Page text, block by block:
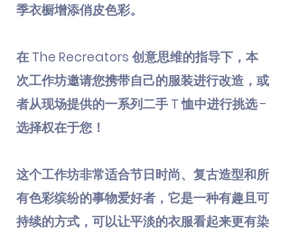
季衣橱增添俏皮色彩。
在 The Recreators 创意思维的指导下，本
次工作坊邀请您携带自己的服装进行改造，或
者从现场提供的一系列二手 T 恤中进行挑选 -
选择权在于您！
这个工作坊非常适合节日时尚、复古造型和所
有色彩缤纷的事物爱好者，它是一种有趣且可
持续的方式，可以让平淡的衣服看起来更有染